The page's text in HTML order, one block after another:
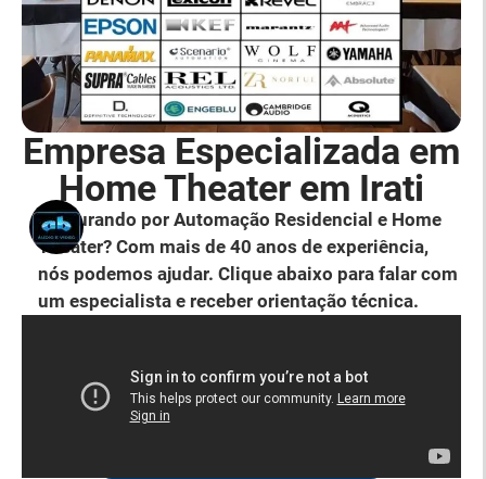
Empresa Especializada em
Home Theater em Irati
Procurando por Automação Residencial e Home
Theater? Com mais de 40 anos de experiência,
nós podemos ajudar. Clique abaixo para falar com
um especialista e receber orientação técnica.